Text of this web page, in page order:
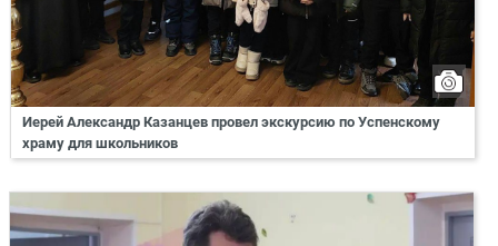
Иерей Александр Казанцев провел экскурсию по Успенскому
храму для школьников